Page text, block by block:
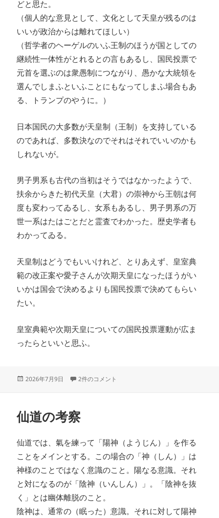
どと思た。
（個人的な意見として、文化として天皇が残るのは
いいが政治からは離れてほしい）
（哲学者のヘーゲルのいふ王制のほうが国としての
継続性一体性がとれるとの言もあるし、国民投票で
元首を選ぶのは衆愚制につながり、愚かな大統領を
選んでしまふといふことにもなってしまふ場合もあ
る、トランプのやうに。）
日本国民の大多数が天皇制（王制）を支持している
のであれば、多数決なのでそれはそれでいいのかも
しれないが。
男子男系も古代の当初はそうではなかったようで、
扶余からきた初代天皇（大君）の崇神から王朝は何
度も変わってゐるし、女系もあるし、男子男系の万
世一系はたはごとだと霊査でわかった。歴史学者も
わかってゐる。
天皇制はどうでもいいけれど、とりあえず、皇室典
範の改正案や愛子さんが次期天皇になったほうがい
いかは国会で決めるよりも国民投票で決めてもらい
たい。
皇室典範や次期天皇についての国民投票運動が広ま
ったらといいと思ふ。
投
2026年7月9日 天皇制および次期天皇 への
2件のコメント
仙道の考察
仙道では、氣を練って「陽神（ようじん）」を作る
ことをメインとする。この場合の「神（しん）」は
神様のことではなく意識のこと。陽なる意識。それ
と対になるのが「陰神（いんしん）」。「陰神を抜
く」とは幽体離脱のこと。
陰神は、通常の（眠った）意識。それに対して陽神